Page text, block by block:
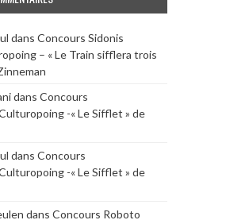
dans Concours Sidonis
– « Le Train sifflera trois
dans Concours
-« Le Sifflet » de
dans Concours
-« Le Sifflet » de
dans Concours Roboto